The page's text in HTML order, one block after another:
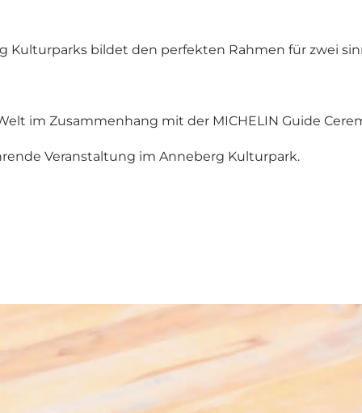
Kulturparks bildet den perfekten Rahmen für zwei
im Zusammenhang mit der MICHELIN Guide
Veranstaltung im Anneberg Kulturpark.